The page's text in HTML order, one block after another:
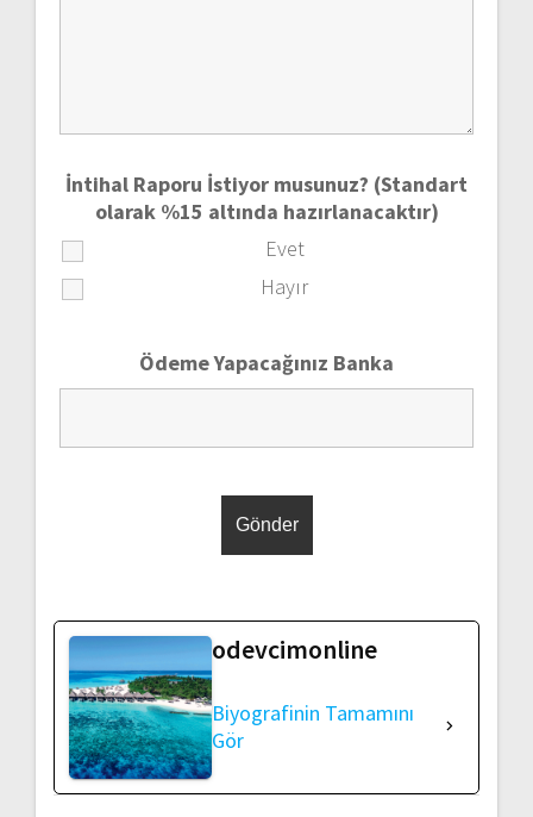
İntihal Raporu İstiyor musunuz? (Standart
olarak %15 altında hazırlanacaktır)
Evet
Hayır
Ödeme Yapacağınız Banka
odevcimonline
Biyografinin Tamamını
Gör